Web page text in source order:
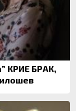
КРИЕ БРАК,
Милошев